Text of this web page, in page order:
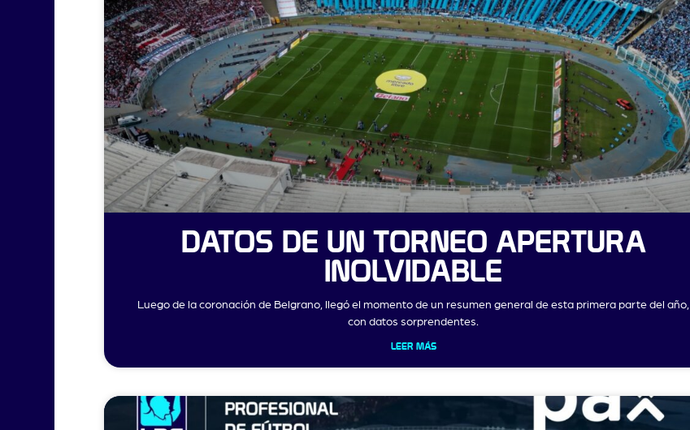
DATOS DE UN TORNEO APERTURA
INOLVIDABLE
Luego de la coronación de Belgrano, llegó el momento de un resumen general de esta primera parte del año,
con datos sorprendentes.
LEER MÁS